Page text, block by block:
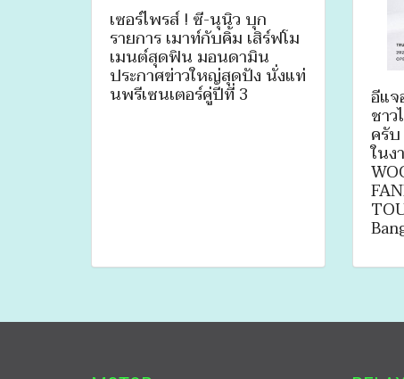
เซอร์ไพรส์ ! ซี-นุนิว บุก
รายการ เมาท์กับคิ้ม เสิร์ฟโม
เมนต์สุดฟิน มอนดามิน
ประกาศข่าวใหญ่สุดปัง นั่งแท่
นพรีเซนเตอร์คู่ปีที่ 3 อีแ
ชา
ครั
ในง